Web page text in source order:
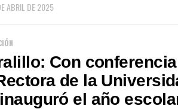
ABRIL DE 2025
Con
de la
el año